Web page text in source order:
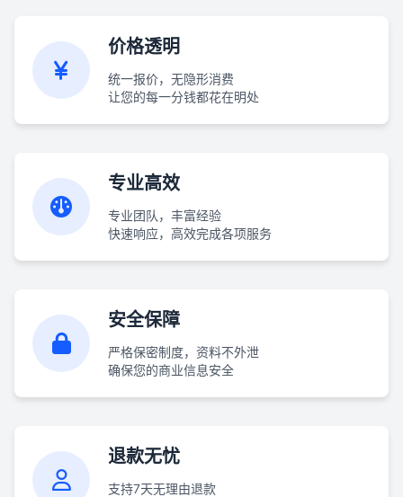
价格透明
统一报价，无隐形消费
让您的每一分钱都花在明处
专业高效
专业团队，丰富经验
快速响应，高效完成各项服务
安全保障
严格保密制度，资料不外泄
确保您的商业信息安全
退款无忧
支持7天无理由退款